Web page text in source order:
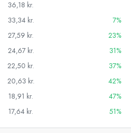
36,18 kr.
33,34 kr.
7%
27,59 kr.
23%
24,67 kr.
31%
22,50 kr.
37%
20,63 kr.
42%
18,91 kr.
47%
17,64 kr. 51%